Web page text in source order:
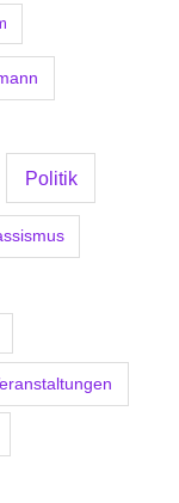
Politik